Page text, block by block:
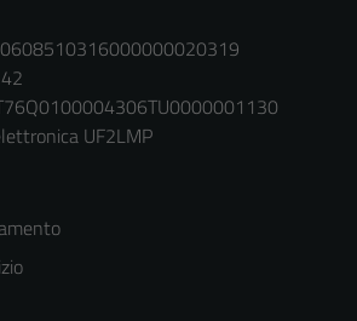
UF2LMP
sono necessari
funzionamento
del sito e non